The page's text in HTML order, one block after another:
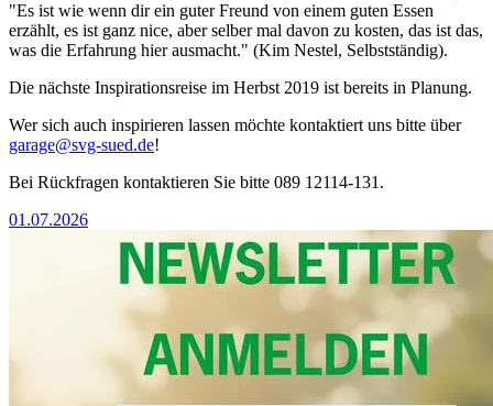
"Es ist wie wenn dir ein guter Freund von einem guten Essen
erzählt, es ist ganz nice, aber selber mal davon zu kosten, das ist das,
was die Erfahrung hier ausmacht." (Kim Nestel, Selbstständig).
Die nächste Inspirationsreise im Herbst 2019 ist bereits in Planung.
Wer sich auch inspirieren lassen möchte kontaktiert uns bitte über
garage@svg-sued.de!
Bei Rückfragen kontaktieren Sie bitte 089 12114-131.
01.07.2026